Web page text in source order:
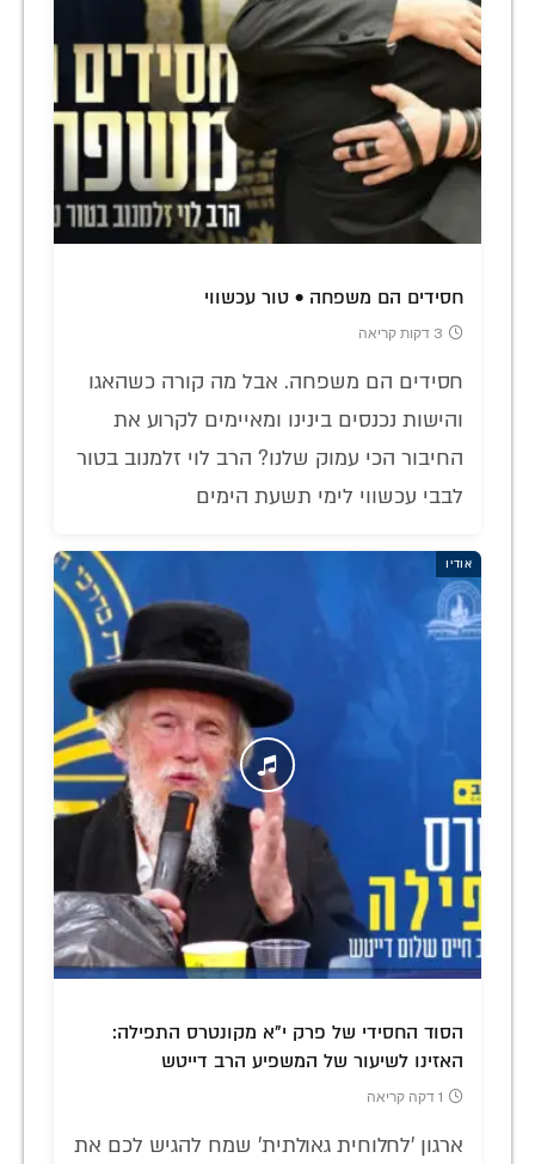
חסידים הם משפחה • טור עכשווי
3 דקות קריאה
חסידים הם משפחה. אבל מה קורה כשהאגו
והישות נכנסים בינינו ומאיימים לקרוע את
החיבור הכי עמוק שלנו? הרב לוי זלמנוב בטור
לבבי עכשווי לימי תשעת הימים
אודיו
הסוד החסידי של פרק י"א מקונטרס התפילה:
האזינו לשיעור של המשפיע הרב דייטש
1 דקה קריאה
ארגון 'לחלוחית גאולתית' שמח להגיש לכם את